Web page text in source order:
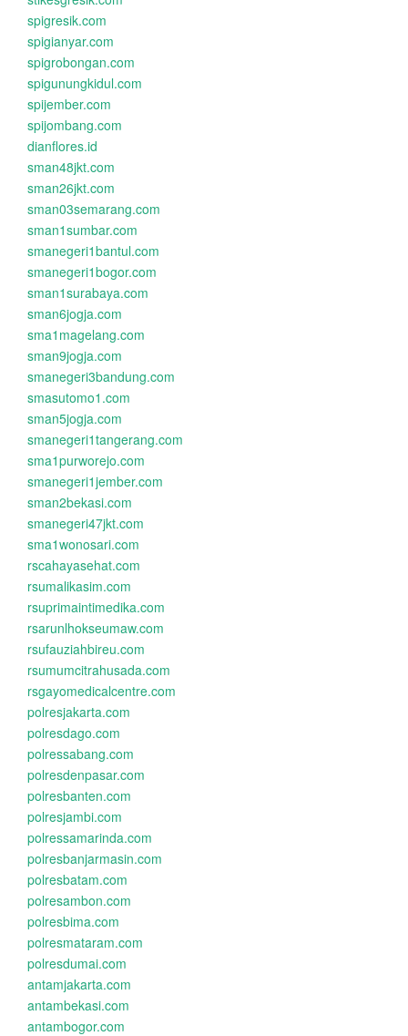
spigresik.com
spigianyar.com
spigrobongan.com
spigunungkidul.com
spijember.com
spijombang.com
dianflores.id
sman48jkt.com
sman26jkt.com
sman03semarang.com
sman1sumbar.com
smanegeri1bantul.com
smanegeri1bogor.com
sman1surabaya.com
sman6jogja.com
sma1magelang.com
sman9jogja.com
smanegeri3bandung.com
smasutomo1.com
sman5jogja.com
smanegeri1tangerang.com
sma1purworejo.com
smanegeri1jember.com
sman2bekasi.com
smanegeri47jkt.com
sma1wonosari.com
rscahayasehat.com
rsumalikasim.com
rsuprimaintimedika.com
rsarunlhokseumaw.com
rsufauziahbireu.com
rsumumcitrahusada.com
rsgayomedicalcentre.com
polresjakarta.com
polresdago.com
polressabang.com
polresdenpasar.com
polresbanten.com
polresjambi.com
polressamarinda.com
polresbanjarmasin.com
polresbatam.com
polresambon.com
polresbima.com
polresmataram.com
polresdumai.com
antamjakarta.com
antambekasi.com
antambogor.com